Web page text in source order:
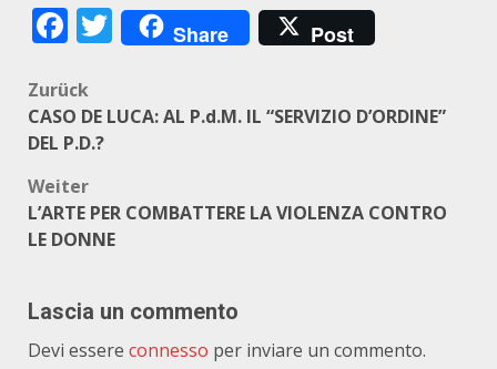
Facebook
Twitter
Share Post
Beitragsnavigation
Zurück
CASO DE LUCA: AL P.d.M. IL “SERVIZIO D’ORDINE”
DEL P.D.?
Weiter
L’ARTE PER COMBATTERE LA VIOLENZA CONTRO
LE DONNE
Lascia un commento
Devi essere connesso per inviare un commento.